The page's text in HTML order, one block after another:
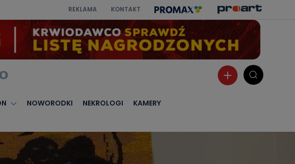
REKLAMA KONTAKT
NOWORODKI NEKROLOGI KAMERY